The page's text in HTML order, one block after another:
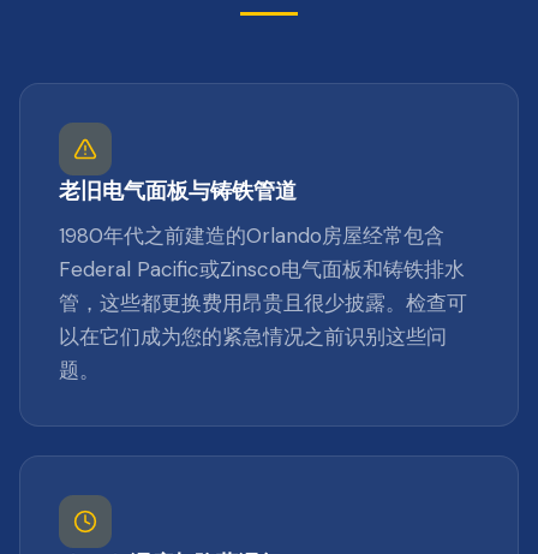
老旧电气面板与铸铁管道
1980年代之前建造的Orlando房屋经常包含
Federal Pacific或Zinsco电气面板和铸铁排水
管，这些都更换费用昂贵且很少披露。检查可
以在它们成为您的紧急情况之前识别这些问
题。